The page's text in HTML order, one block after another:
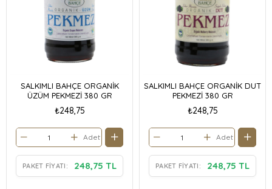
SALKIMLI BAHÇE ORGANİK
ÜZÜM PEKMEZİ 380 GR
₺248,75
Adet
PAKET FIYATI: 248,75 TL
SALKIMLI BAHÇE ORGANİK DUT
PEKMEZİ 380 GR
₺248,75
Adet
PAKET FIYATI: 248,75 TL